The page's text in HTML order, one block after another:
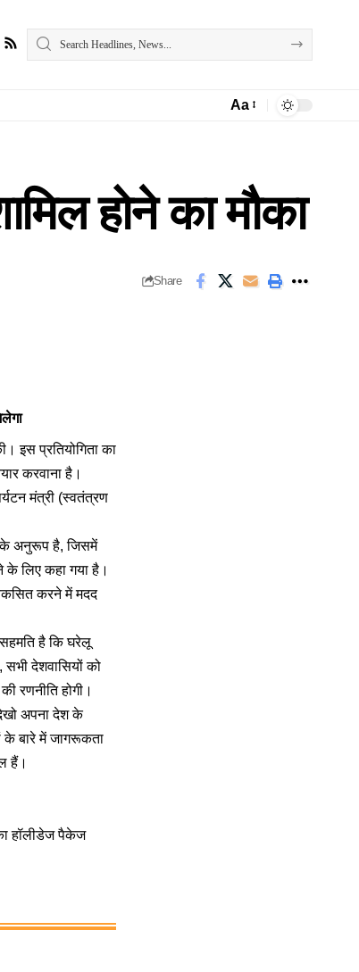
Aa
होने का मौका
Share
इस प्रतियोगिता का
करवाना है।
मंत्री (स्वतंत्रण
के अनुरूप है, जिसमें
के लिए कहा गया है।
करने में मदद
है कि घरेलू
सभी देशवासियों को
रणनीति होगी।
अपना देश के
के बारे में जागरूकता
हैं।
हॉलीडेज पैकेज